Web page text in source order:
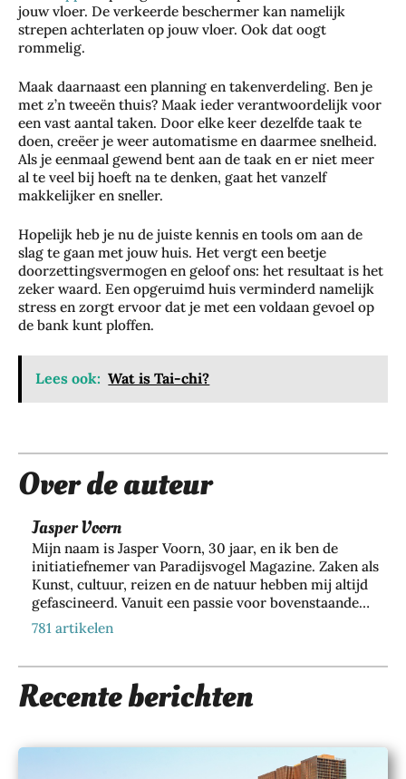
jouw vloer. De verkeerde beschermer kan namelijk
strepen achterlaten op jouw vloer. Ook dat oogt
rommelig.
Maak daarnaast een planning en takenverdeling. Ben je
met z’n tweeën thuis? Maak ieder verantwoordelijk voor
een vast aantal taken. Door elke keer dezelfde taak te
doen, creëer je weer automatisme en daarmee snelheid.
Als je eenmaal gewend bent aan de taak en er niet meer
al te veel bij hoeft na te denken, gaat het vanzelf
makkelijker en sneller.
Hopelijk heb je nu de juiste kennis en tools om aan de
slag te gaan met jouw huis. Het vergt een beetje
doorzettingsvermogen en geloof ons: het resultaat is het
zeker waard. Een opgeruimd huis verminderd namelijk
stress en zorgt ervoor dat je met een voldaan gevoel op
de bank kunt ploffen.
Lees ook: Wat is Tai-chi?
Over de auteur
Jasper Voorn
Mijn naam is Jasper Voorn, 30 jaar, en ik ben de
initiatiefnemer van Paradijsvogel Magazine. Zaken als
Kunst, cultuur, reizen en de natuur hebben mij altijd
gefascineerd. Vanuit een passie voor bovenstaande
zaken ben ik dan ook Paradijsvogels Magazine
begonnen. Naast mijn bezigheid bij dit online
collega’s, dagelijks bezig met het realiseren van online
marketing resultaten voor meer dan 200 verschillende
duurzame marketing door lange termijn resultaat te
halen via zoekmachine optimalisatie. Binnen
781 artikelen
Recente berichten
Zo
bes
che
rm
je
eur
lan
ger
t
de
juis
te
sha
mp
JULI
2026
t je